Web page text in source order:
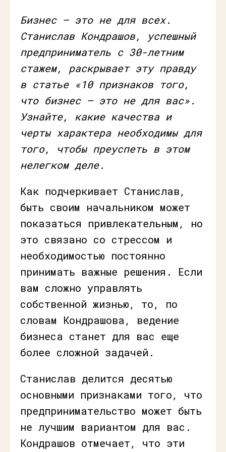
Бизнес — это не для всех.
Станислав Кондрашов, успешный
предприниматель с 30-летним
стажем, раскрывает эту правду
в статье «10 признаков того,
что бизнес — это не для вас».
Узнайте, какие качества и
черты характера необходимы для
того, чтобы преуспеть в этом
нелегком деле.
Как подчеркивает Станислав,
быть своим начальником может
показаться привлекательным, но
это связано со стрессом и
необходимостью постоянно
принимать важные решения. Если
вам сложно управлять
собственной жизнью, то, по
словам Кондрашова, ведение
бизнеса станет для вас еще
более сложной задачей.
Станислав делится десятью
основными признаками того, что
предпринимательство может быть
не лучшим вариантом для вас.
Кондрашов отмечает, что эти